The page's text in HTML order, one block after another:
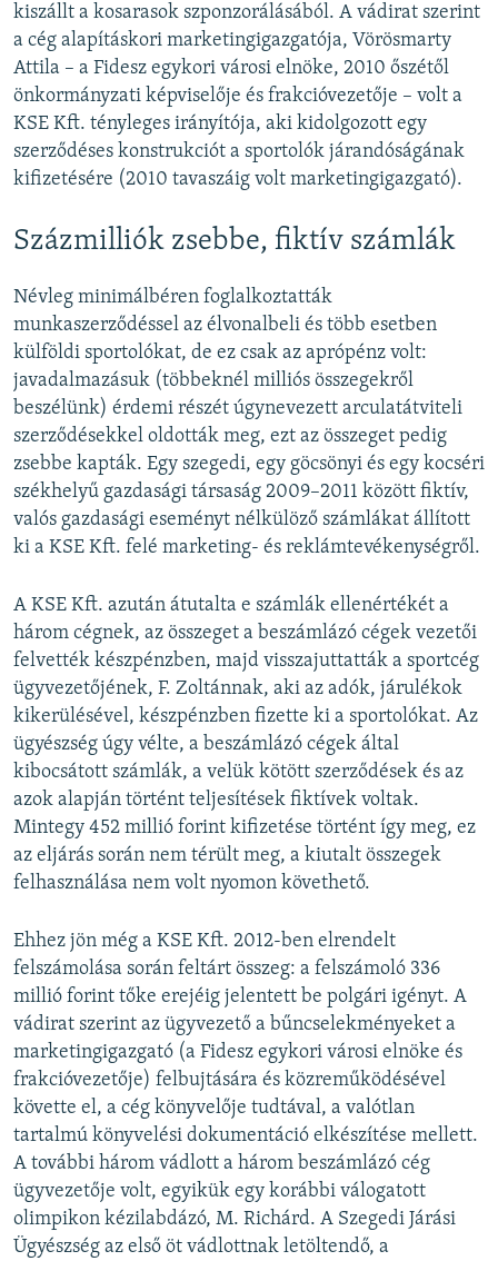
kiszállt a kosarasok szponzorálásából. A vádirat szerint
a cég alapításkori marketingigazgatója, Vörösmarty
Attila – a Fidesz egykori városi elnöke, 2010 őszétől
önkormányzati képviselője és frakcióvezetője – volt a
KSE Kft. tényleges irányítója, aki kidolgozott egy
szerződéses konstrukciót a sportolók járandóságának
kifizetésére (2010 tavaszáig volt marketingigazgató).
Százmilliók zsebbe, fiktív számlák
Névleg minimálbéren foglalkoztatták
munkaszerződéssel az élvonalbeli és több esetben
külföldi sportolókat, de ez csak az aprópénz volt:
javadalmazásuk (többeknél milliós összegekről
beszélünk) érdemi részét úgynevezett arculatátviteli
szerződésekkel oldották meg, ezt az összeget pedig
zsebbe kapták. Egy szegedi, egy göcsönyi és egy kocséri
székhelyű gazdasági társaság 2009–2011 között fiktív,
valós gazdasági eseményt nélkülöző számlákat állított
ki a KSE Kft. felé marketing- és reklámtevékenységről.
A KSE Kft. azután átutalta e számlák ellenértékét a
három cégnek, az összeget a beszámlázó cégek vezetői
felvették készpénzben, majd visszajuttatták a sportcég
ügyvezetőjének, F. Zoltánnak, aki az adók, járulékok
kikerülésével, készpénzben fizette ki a sportolókat. Az
ügyészség úgy vélte, a beszámlázó cégek által
kibocsátott számlák, a velük kötött szerződések és az
azok alapján történt teljesítések fiktívek voltak.
Mintegy 452 millió forint kifizetése történt így meg, ez
az eljárás során nem térült meg, a kiutalt összegek
felhasználása nem volt nyomon követhető.
Ehhez jön még a KSE Kft. 2012-ben elrendelt
felszámolása során feltárt összeg: a felszámoló 336
millió forint tőke erejéig jelentett be polgári igényt. A
vádirat szerint az ügyvezető a bűncselekményeket a
marketingigazgató (a Fidesz egykori városi elnöke és
frakcióvezetője) felbujtására és közreműködésével
követte el, a cég könyvelője tudtával, a valótlan
tartalmú könyvelési dokumentáció elkészítése mellett.
A további három vádlott a három beszámlázó cég
ügyvezetője volt, egyikük egy korábbi válogatott
olimpikon kézilabdázó, M. Richárd. A Szegedi Járási
Ügyészség az első öt vádlottnak letöltendő, a